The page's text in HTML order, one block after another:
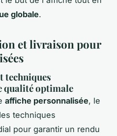
globale.
et livraison pour
techniques
qualité optimale
affiche personnalisée, le
techniques
pour garantir un rendu